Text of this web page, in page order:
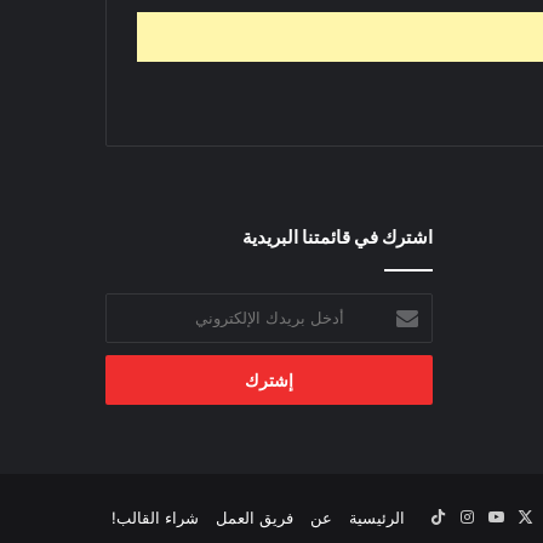
اشترك في قائمتنا البريدية
بريدك
الإلكتروني
الرئيسية عن فريق العمل شراء القالب! ‫YouTubeانستقرام‫TikTok